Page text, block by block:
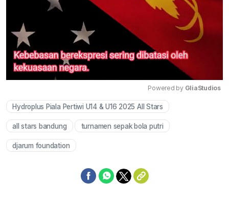
Powered by GliaStudios
Hydroplus Piala Pertiwi U14 & U16 2025 All Stars
all stars bandung turnamen sepak bola putri
djarum foundation